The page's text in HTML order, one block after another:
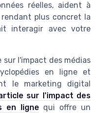
réelles, aident à
plus concret la
interagir avec votre
sur l'impact des médias
en ligne et
le marketing digital
sur l'impact des
en ligne qui offre un